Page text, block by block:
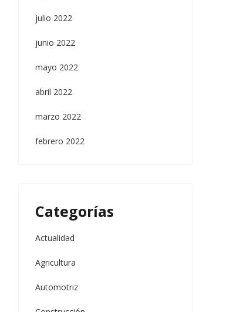
julio 2022
junio 2022
mayo 2022
abril 2022
marzo 2022
febrero 2022
Categorías
Actualidad
Agricultura
Automotriz